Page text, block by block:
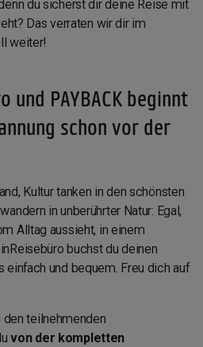
du sicherst dir deine Reise mit
Das verraten wir dir im
weiter!
und PAYBACK beginnt
schon vor der
Kultur tanken in den schönsten
in unberührter Natur: Egal,
Alltag aussieht, in einem
buchst du deinen
einfach und bequem. Freu dich auf
den teilnehmenden
von der kompletten